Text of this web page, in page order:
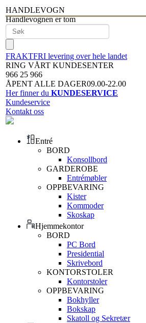
HANDLEVOGN
Handlevognen er tom
FRAKTFRI levering over hele landet
RING VÅRT KUNDESENTER
966 25 966
ÅPENT ALLE DAGER09.00-22.00
Her finner du KUNDESERVICE
Kundeservice
Kontakt oss
Entré
BORD
Konsollbord
GARDEROBE
Entrémøbler
OPPBEVARING
Kister
Kommoder
Skoskap
Hjemmekontor
BORD
PC Bord
Presidential
Skrivebord
KONTORSTOLER
Kontorstoler
OPPBEVARING
Bokhyller
Bokskap
Skatoll og Sekretær